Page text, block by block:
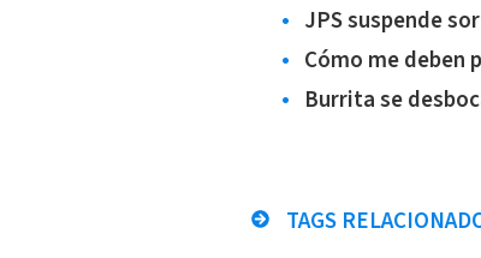
JPS suspende
Cómo me deben
Burrita se
TAGS